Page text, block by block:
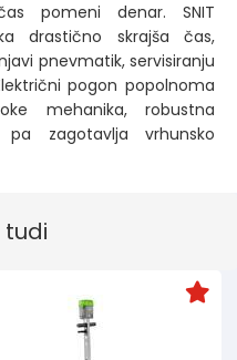
pomeni denar. SNIT
drastično skrajša čas,
pnevmatik, servisiranju
pogon popolnoma
mehanika, robustna
zagotavlja vrhunsko
tudi